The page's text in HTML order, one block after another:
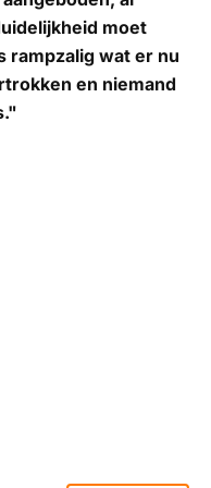
moet
rampzalig wat er nu
en niemand